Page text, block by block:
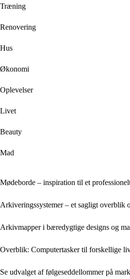
Træning
Renovering
Hus
Økonomi
Oplevelser
Livet
Beauty
Mad
Mødeborde – inspiration til et
Arkiveringssystemer – et sagligt overblik
Arkivmapper i bæredygtige designs og
Overblik: Computertasker til forskellige
Se udvalget af følgeseddellommer på